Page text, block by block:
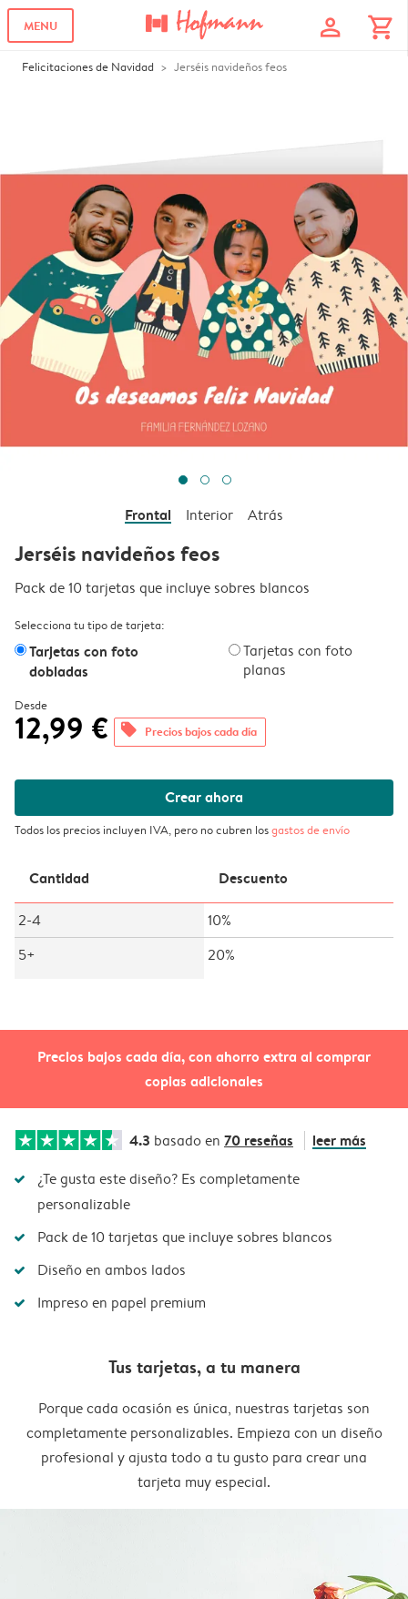
MENU profile shopping_cart
Felicitaciones de Navidad Jerséis navideños feos
Precios bajos cada día, con ahorro extra al comprar
copias adicionales
Frontal Interior Atrás
Jerséis navideños feos
Pack de 10 tarjetas que incluye sobres blancos
Selecciona tu tipo de tarjeta:
Tarjetas con foto
dobladas
Tarjetas con foto
planas
Desde
12,99 € offers Precios bajos cada día
Crear ahora
Todos los precios incluyen IVA, pero no cubren losgastos de envío
Cantidad Descuento
2-4
10%
5+
20%
4.3 basado en 70 reseñas leer más
¿Te gusta este diseño? Es completamente
personalizable
Pack de 10 tarjetas que incluye sobres blancos
Diseño en ambos lados
Impreso en papel premium
Tus tarjetas, a tu manera
Porque cada ocasión es única, nuestras tarjetas son
completamente personalizables. Empieza con un diseño
profesional y ajusta todo a tu gusto para crear una
tarjeta muy especial.